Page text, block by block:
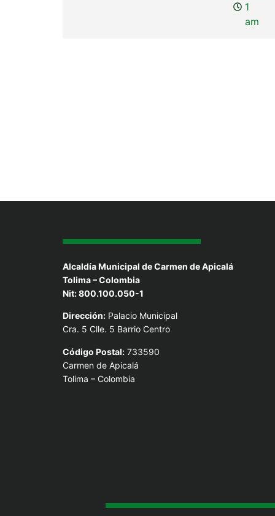
1
am
Alcaldía Municipal de Carmen de Apicalá
Tolima – Colombia
Nit: 800.100.050-1
Dirección: Palacio Municipal
Cra. 5 Clle. 5 Barrio Centro
Código Postal: 733590
Carmen de Apicalá
Tolima – Colombia